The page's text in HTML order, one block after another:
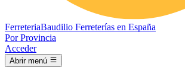
FerreteriaBaudilio Ferreterías en España
Por Provincia
Acceder
Abrir menú